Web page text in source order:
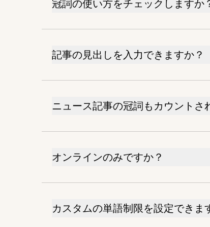
冠詞の使い方をチェックしますか
記事の見出しを入力できますか？
ニュース記事の冠詞もカウントさ
オンラインのみですか？
カスタムの単語制限を設定できま